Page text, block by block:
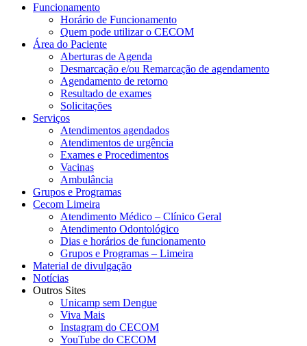
Funcionamento
Horário de Funcionamento
Quem pode utilizar o CECOM
Área do Paciente
Aberturas de Agenda
Desmarcação e/ou Remarcação de agendamento
Agendamento de retorno
Resultado de exames
Solicitações
Serviços
Atendimentos agendados
Atendimentos de urgência
Exames e Procedimentos
Vacinas
Ambulância
Grupos e Programas
Cecom Limeira
Atendimento Médico – Clínico Geral
Atendimento Odontológico
Dias e horários de funcionamento
Grupos e Programas – Limeira
Material de divulgação
Notícias
Outros Sites
Unicamp sem Dengue
Viva Mais
Instagram do CECOM
YouTube do CECOM